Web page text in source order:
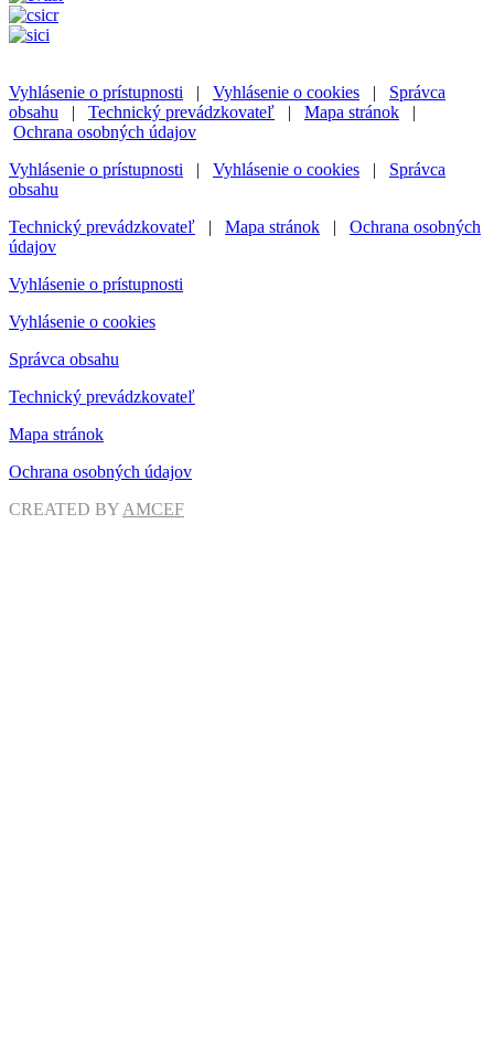
Vyhlásenie o prístupnosti | Vyhlásenie o cookies | Správca
obsahu | Technický prevádzkovateľ | Mapa stránok |
Ochrana osobných údajov
Vyhlásenie o prístupnosti | Vyhlásenie o cookies | Správca
obsahu
Technický prevádzkovateľ | Mapa stránok | Ochrana osobných
údajov
Vyhlásenie o prístupnosti
Vyhlásenie o cookies
Správca obsahu
Technický prevádzkovateľ
Mapa stránok
Ochrana osobných údajov
CREATED BY AMCEF